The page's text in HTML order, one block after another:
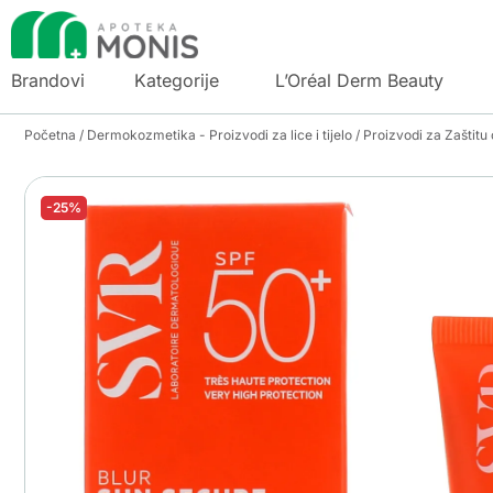
Brandovi Kategorije L’Oréal Derm Beauty
Početna / Dermokozmetika - Proizvodi za lice i tijelo / Proizvodi za Zaštitu
-25%